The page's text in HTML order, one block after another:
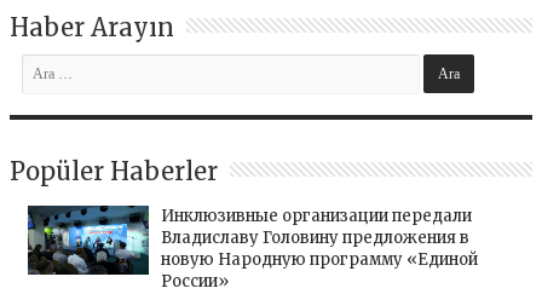
Haber Arayın
Popüler Haberler
Инклюзивные организации передали
Владиславу Головину предложения в
новую Народную программу «Единой
России»